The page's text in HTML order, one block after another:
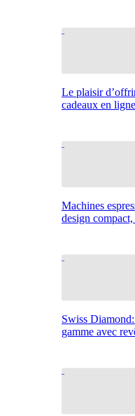
Le plaisir
cadeaux en ligne
Machines
design
Swiss
gamme avec